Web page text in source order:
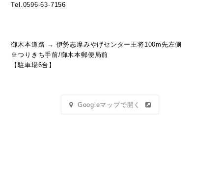
Tel.0596-63-7156
御木本道路 → 伊勢志摩みやげセンター王将100m先左側
※つりきち手前/御木本郵便局前
【駐車場6台】
Googleマップで開く